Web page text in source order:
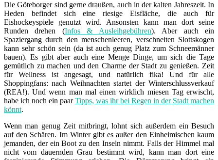
Die Göteborger sind gerne draußen, auch in der kalten Jahreszeit. In
Heden befindet sich eine riesige Eisfläche, die auch für
Eishockeyspiele genutzt wird. Ansonsten kann man dort seine
Runden drehen (Infos & Ausleihgebühren). Aber auch ein
Spaziergang durch den menschenleeren, verschneiten Slottskogen
kann sehr schön sein (da ist auch genug Platz zum Schneemänner
bauen). Es gibt aber auch eine Menge Dinge, um sich die Tage
gemütlich zu machen und den Charme der Stadt zu genießen. Zeit
für Wellness ist angesagt, und natürlich fika! Und für alle
Shoppingfans: nach Weihnachten startet der Winterschlussverkauf
(REA!). Und wenn man mal einen wirklich miesen Tag erwischt,
habe ich noch ein paarTipps, was ihr bei Regen in der Stadt machen
könnt.
Wenn man genug Zeit mitbringt, lohnt sich außerdem ein Besuch
auf den Schären. Im Winter gibt es außer den Einheimischen kaum
jemanden, der ein Boot zu den Inseln nimmt. Falls der Himmel mal
nicht vom dauernden Grau bestimmt wird, kann man dort eine